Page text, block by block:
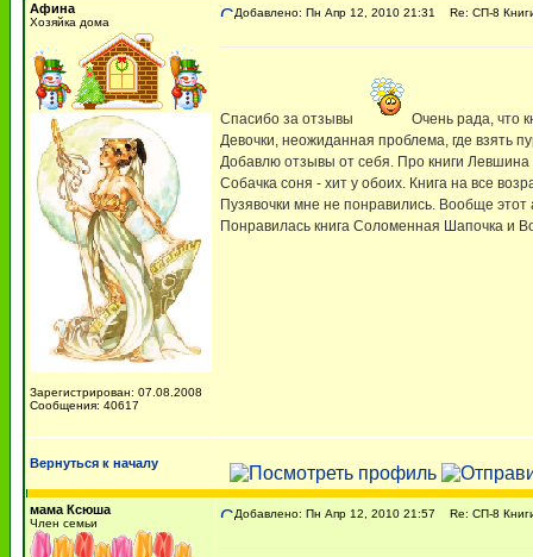
Афина
Хозяйка дома
Зарегистрирован: 07.08.2008
Сообщения: 40617
Добавлено: Пн Апр 12, 2010 21:31 Re: СП-8
Спасибо за отзывы
Очень рада, что
Девочки, неожиданная проблема, где взять
Добавлю отзывы от себя. Про книги Левшина
Собачка соня - хит у обоих. Книга на все
Пузявочки мне не понравились. Вообще
Понравилась книга Соломенная Шапочка и
Вернуться к началу
мама Ксюша
Член семьи
Добавлено: Пн Апр 12, 2010 21:57 Re: СП-8